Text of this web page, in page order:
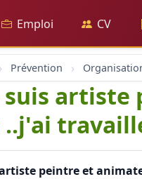
Emploi CV
Prévention
suis
..j'ai
peintre et